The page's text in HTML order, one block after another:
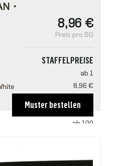
・
8,96 €
Preis pro BG
STAFFELPREISE
ab 1
8,96 €
5,98 €
ab 100
4,98 €
Muster bestellen